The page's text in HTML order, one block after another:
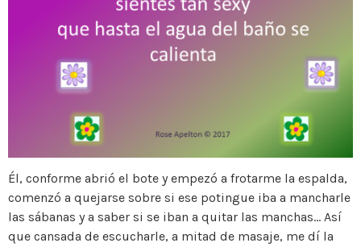
Él, conforme abrió el bote y empezó a frotarme la espalda,
comenzó a quejarse sobre si ese potingue iba a mancharle
las sábanas y a saber si se iban a quitar las manchas… Así
que cansada de escucharle, a mitad de masaje, me dí la